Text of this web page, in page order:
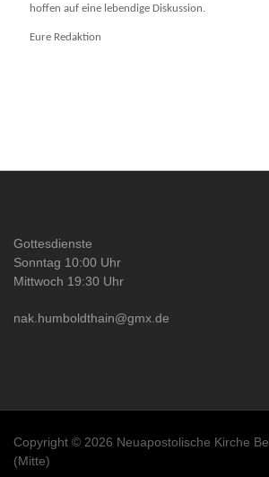
hoffen auf eine lebendige Diskussion.
Eure Redaktion
Gottesdienste
Sonntag 10:00 Uhr
Mittwoch 19:30 Uhr
nak.humboldthain@gmx.de
Copyright © 2026 Neuapostolische Kirche
(Mitte)